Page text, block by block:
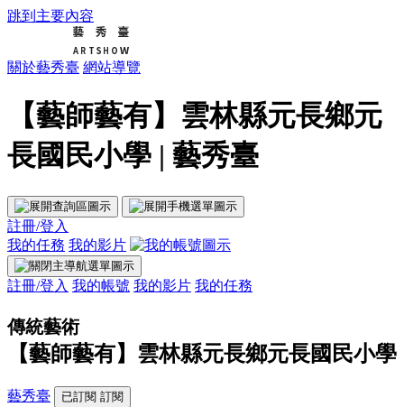
跳到主要內容
關於藝秀臺 網站導覽
【藝師藝有】雲林縣元長鄉元
長國民小學 | 藝秀臺
註冊/登入
我的任務 我的影片
註冊/登入 我的帳號 我的影片 我的任務
傳統藝術
【藝師藝有】雲林縣元長鄉元長國民小學
藝秀臺 已訂閱 訂閱